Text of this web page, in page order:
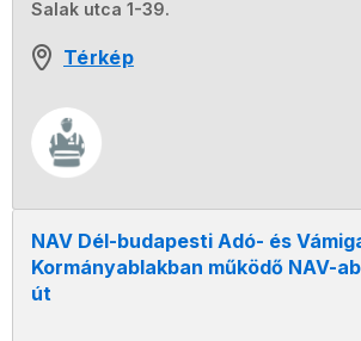
Salak utca 1-39.
Térkép
NAV Dél-budapesti Adó- és
Kormányablakban működő NAV-
út